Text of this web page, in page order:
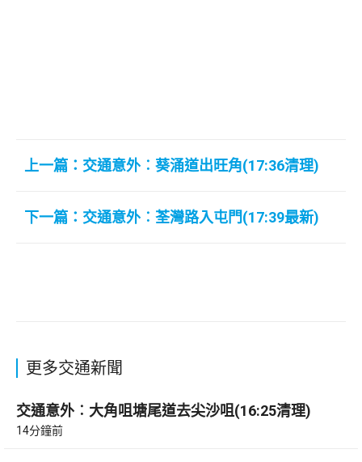
上一篇：交通意外︰葵涌道出旺角(17:36清理)
下一篇：交通意外︰荃灣路入屯門(17:39最新)
更多交通新聞
交通意外︰大角咀塘尾道去尖沙咀(16:25清理)
14分鐘前